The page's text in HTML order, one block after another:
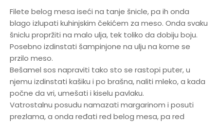
Filete belog mesa iseći na tanje šnicle, pa ih onda
blago izlupati kuhinjskim čekićem za meso. Onda svaku
šniclu propržiti na malo ulja, tek toliko da dobiju boju.
Posebno izdinstati šampinjone na ulju na kome se
przilo meso.
Bešamel sos napraviti tako sto se rastopi puter, u
njemu izdinstati kašiku i po brašna, naliti mleko, a kada
počne da vri, umešati i kiselu pavlaku.
Vatrostalnu posudu namazati margarinom i posuti
prezlama, a onda ređati red belog mesa, pa red